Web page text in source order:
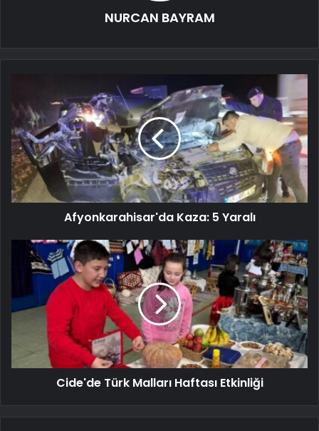
NURCAN BAYRAM
Afyonkarahisar'da Kaza: 5 Yaralı
Cide'de Türk Malları Haftası Etkinliği